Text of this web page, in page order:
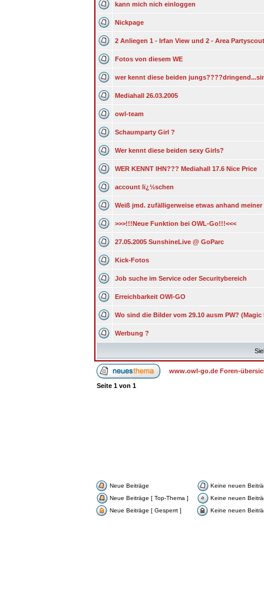
kann mich nich einloggen
Nickpage
2 Anliegen 1 - Irfan View und 2 - Area Partyscout
Fotos von diesem WE
wer kennt diese beiden
Mediahall 26.03.2005
owl-team
Schaumparty Girl ?
Wer kennt diese beiden sexy Girls?
WER KENNT IHN??? Mediahall 17.6 Nice Price
account lï¿½schen
Weiß jmd. zufälligerweise etwas anhand
>>>!!!Neue Funktion bei OWL-Go!!!<<<
27.05.2005 SunshineLive @ GoParc
Kick-Fotos
Job suche im Service oder Securitybereich
Erreichbarkeit OWl-GO
Wo sind die Bilder vom 29.10 ausm PW? (Magic
Werbung ?
www.owl-go.de Foren-
Seite 1 von 1
Neue Beiträge
Keine neuen
Neue Beiträge [ Top-Thema ]
Keine neuen
Neue Beiträge [ Gesperrt ]
Keine neuen